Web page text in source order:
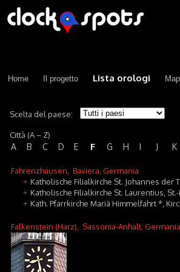
Home Il progetto Lista orologi
Scelta del paese:
Città (A – Z)
A B C D E F G H I J K
Fahrenzhausen , Baviera, Germania
+ Katholische Filialkirche St. Johannes der
+ Katholische Filialkirche St. Laurentius,
+ Kath. Pfarrkirche Mariä Himmelfahrt *,
Falkenstein (Harz) , Sassonia-Anhalt, Germania